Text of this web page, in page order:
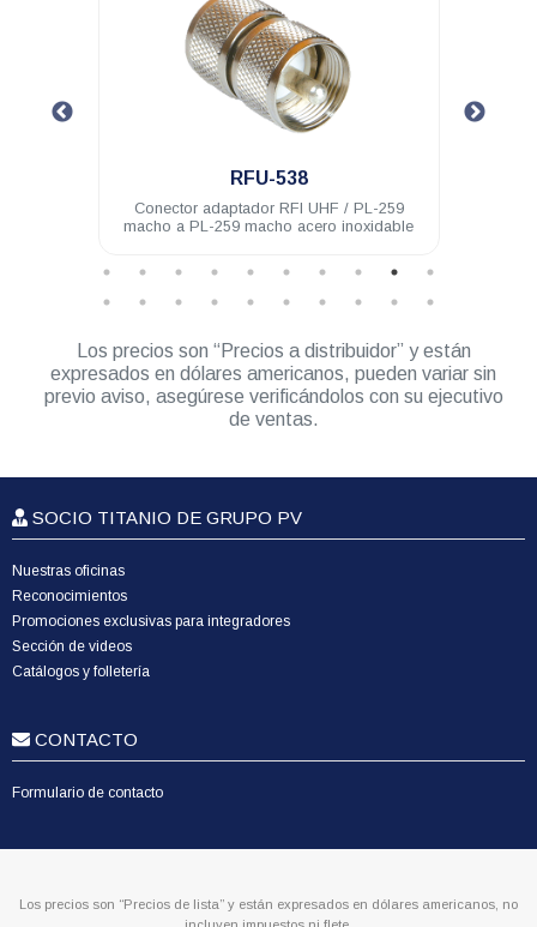
RFU-538
Conector adaptador RFI UHF / PL-259
macho a PL-259 macho acero inoxidable
Los precios son “Precios a distribuidor” y están
expresados en dólares americanos, pueden variar sin
previo aviso, asegúrese verificándolos con su ejecutivo
de ventas.
SOCIO TITANIO DE GRUPO PV
Nuestras oficinas
Reconocimientos
Promociones exclusivas para integradores
Sección de videos
Catálogos y folletería
CONTACTO
Formulario de contacto
Los precios son “Precios de lista” y están expresados en dólares americanos, no